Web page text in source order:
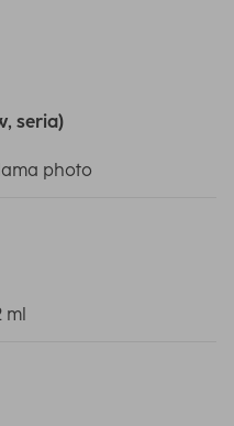
seria)
photo
ml